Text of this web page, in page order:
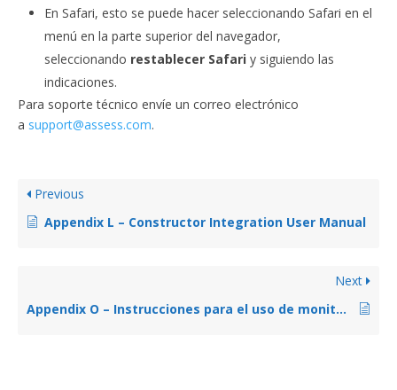
En Safari, esto se puede hacer seleccionando Safari en el
menú en la parte superior del navegador,
seleccionando restablecer Safari y siguiendo las
indicaciones.
Para soporte técnico envíe un correo electrónico
a support@assess.com.
Previous
Appendix L – Constructor Integration User Manual
Next
Appendix O – Instrucciones para el uso de monitoreo